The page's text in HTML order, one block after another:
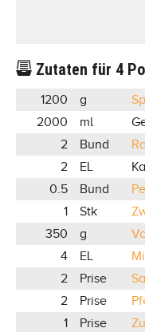
Zutaten für 4
1200 g
2000
ml
2
Bund
2
EL
0.5
Bund
1
Stk
350
g
4
EL
2
Prise
2
Prise
1
Prise